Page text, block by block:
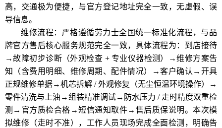
高，交通极为便捷，与官方登记地址完全一致，无虚假、误
导信息。
维修流程：严格遵循劳力士全国统一标准化流程，与品
牌官方售后核心服务规范完全一致，具体流程为：到店接待
→故障初步诊断（外观检查 + 专业仪器检测）→维修方案告
知（含费用明细、维修周期、配件情况）→客户确认→开具
正规维修单据→机芯拆解 / 外观修复（无尘恒温环境操作）→
零件清洗与上油→组装精准调试→防水压力 / 走时精度双重检
测→官方质检合格→短信通知取件→售后质保说明。本次模
拟维修（走时不准），工作人员现场完成全面检测，明确告